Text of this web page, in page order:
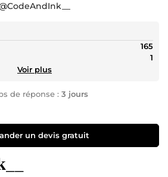
CodeAndInk__
165
1
Voir plus
de réponse : 3 jours
un devis gratuit